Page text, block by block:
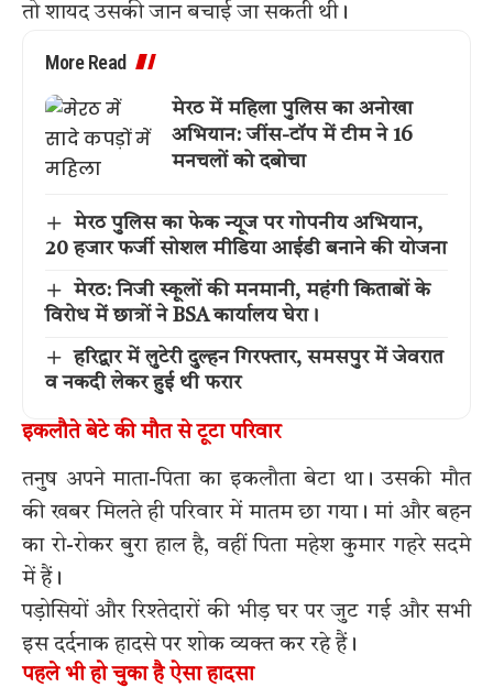
तो शायद उसकी जान बचाई जा सकती थी।
More Read
मेरठ में महिला पुलिस का अनोखा
अभियान: जींस-टॉप में टीम ने 16
मनचलों को दबोचा
मेरठ पुलिस का फेक न्यूज पर गोपनीय अभियान,
20 हजार फर्जी सोशल मीडिया आईडी बनाने की योजना
मेरठ: निजी स्कूलों की मनमानी, महंगी किताबों के
विरोध में छात्रों ने BSA कार्यालय घेरा।
हरिद्वार में लुटेरी दुल्हन गिरफ्तार, समसपुर में जेवरात
व नकदी लेकर हुई थी फरार
इकलौते बेटे की मौत से टूटा परिवार
तनुष अपने माता-पिता का इकलौता बेटा था। उसकी मौत
की खबर मिलते ही परिवार में मातम छा गया। मां और बहन
का रो-रोकर बुरा हाल है, वहीं पिता महेश कुमार गहरे सदमे
में हैं।
पड़ोसियों और रिश्तेदारों की भीड़ घर पर जुट गई और सभी
इस दर्दनाक हादसे पर शोक व्यक्त कर रहे हैं।
पहले भी हो चुका है ऐसा हादसा